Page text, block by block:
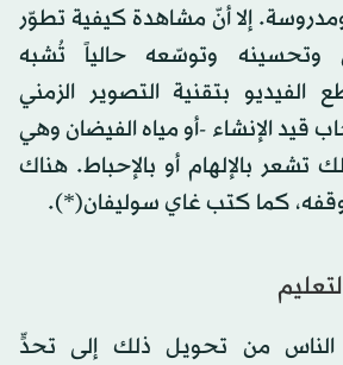
إلا أنّ مشاهدة كيفية تطوّر
وتحسينه وتوسّعه حالياً تُشبه
بتقنية التصوير الزمني
قيد الإنشاء -أو مياه الفيضان وهي
تشعر بالإلهام أو بالإحباط. هناك
كما كتب غاي سوليفان(*).
الناس من تحويل ذلك إلى تحدٍّ